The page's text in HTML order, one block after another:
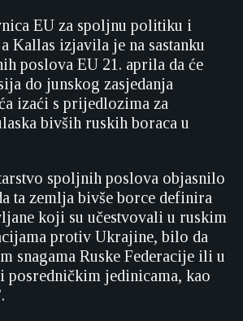
EU za spoljnu politiku i
Kallas izjavila je na sastanku
poslova EU 21. aprila da će
do junskog zasjedanja
izaći s prijedlozima za
bivših ruskih boraca u
spoljnih poslova objasnilo
ta zemlja bivše borce definira
koji su učestvovali u ruskim
protiv Ukrajine, bilo da
snagama Ruske Federacije ili u
posredničkim jedinicama, kao